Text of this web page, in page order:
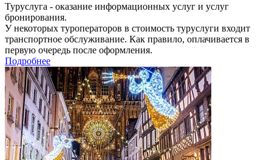
Туруслуга - оказание информационных услуг и услуг
бронирования.
У некоторых туроператоров в стоимость туруслуги входит
транспортное обслуживание. Как правило, оплачивается в
первую очередь после оформления.
Подробнее